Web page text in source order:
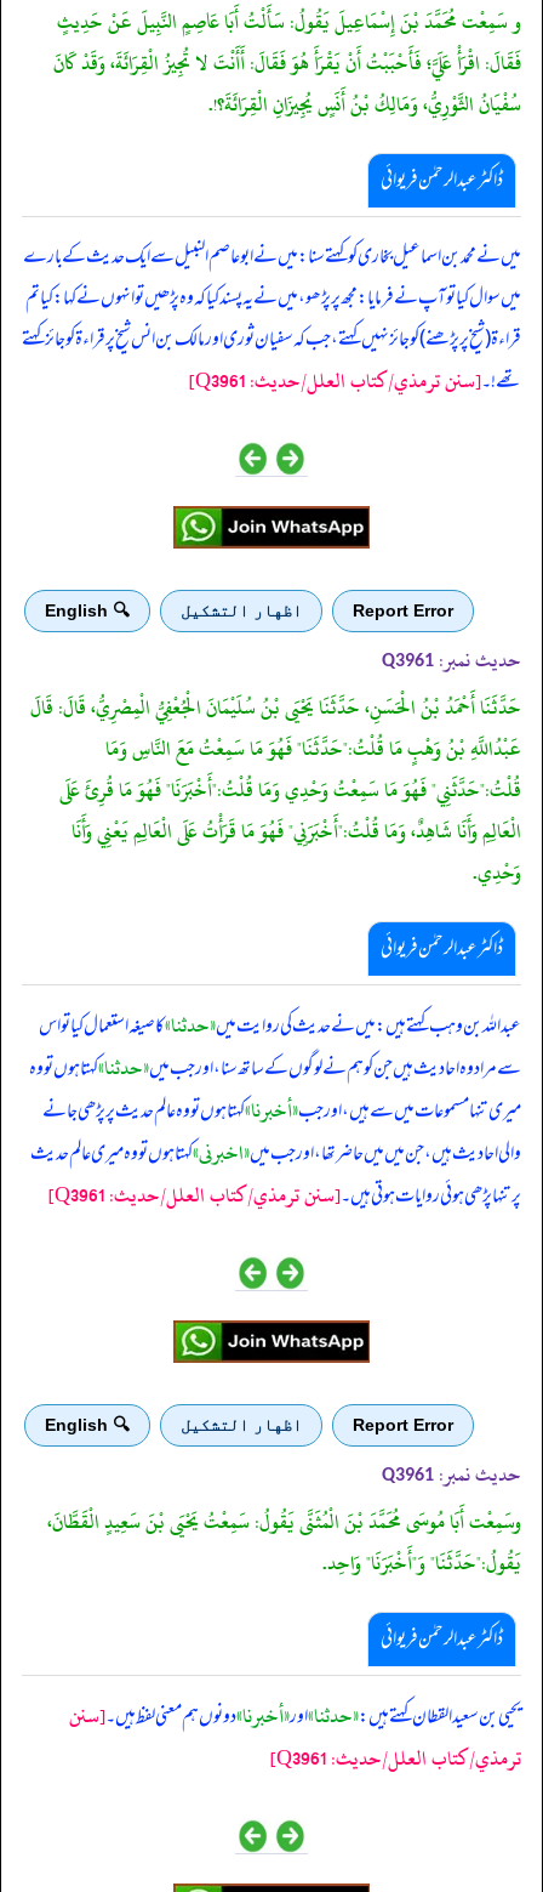
و سَمِعْت مُحَمَّدَ بْنَ إِسْمَاعِيلَ يَقُولُ: سَأَلْتُ أَبَا عَاصِمٍ النَّبِيلَ عَنْ حَدِيثٍ
فَقَالَ: اقْرَأْ عَلَيَّ؛ فَأَحْبَبْتُ أَنْ يَقْرَأَ هُوَ فَقَالَ: أَأَنْتَ لا تُجِيزُ الْقِرَائَةَ، وَقَدْ كَانَ
سُفْيَانُ الثَّوْرِيُّ، وَمَالِكُ بْنُ أَنَسٍ يُجِيزَانِ الْقِرَائَةَ؟!.
ڈاکٹر عبدالرحمٰن فریوائی
‏‏‏‏ میں نے محمد بن اسماعیل بخاری کو کہتے سنا: میں نے ابوعاصم النبیل سے ایک حدیث کے بارے
میں سوال کیا تو آپ نے فرمایا: مجھ پر پڑھو، میں نے یہ پسند کیا کہ وہ پڑھیں تو انہوں نے کہا: کیا تم
قراءۃ (شیخ پر پڑھنے) کو جائز نہیں کہتے، جب کہ سفیان ثوری اور مالک بن انس شیخ پر قراءۃ کو جائز کہتے
تھے!۔[سنن ترمذي/کتاب العلل/حدیث: Q3961]
Report Error اظهار التشكيل 🔍 English
حدیث نمبر: Q3961
حَدَّثَنَا أَحْمَدُ بْنُ الْحَسَنِ، حَدَّثَنَا يَحْيَى بْنُ سُلَيْمَانَ الْجُعْفِيُّ الْمِصْرِيُّ، قَالَ: قَالَ
عَبْدُاللَّهِ بْنُ وَهْبٍ مَا قُلْتُ:"حَدَّثَنَا" فَهُوَ مَا سَمِعْتُ مَعَ النَّاسِ وَمَا
قُلْتُ:"حَدَّثَنِي" فَهُوَ مَا سَمِعْتُ وَحْدِي وَمَا قُلْتُ:"أَخْبَرَنَا" فَهُوَ مَا قُرِئَ عَلَى
الْعَالِمِ وَأَنَا شَاهِدٌ، وَمَا قُلْتُ:"أَخْبَرَنِي" فَهُوَ مَا قَرَأْتُ عَلَى الْعَالِمِ يَعْنِي وَأَنَا
وَحْدِي.
ڈاکٹر عبدالرحمٰن فریوائی
‏‏‏‏ عبداللہ بن وہب کہتے ہیں: میں نے حدیث کی روایت میں«حدثنا»کا صیغہ استعمال کیا تو اس
سے مراد وہ احادیث ہیں جن کو ہم نے لوگوں کے ساتھ سنا، اور جب میں«حدثنا»کہتا ہوں تو وہ
میری تنہا مسموعات میں سے ہیں، اور جب«أخبرنا»کہتا ہوں تو وہ عالم حدیث پر پڑھی جانے
والی احادیث ہیں، جن میں میں حاضر تھا، اور جب میں«اخبرنی»کہتا ہوں تو وہ میری عالم حدیث
پر تنہا پڑھی ہوئی روایات ہوتی ہیں۔[سنن ترمذي/کتاب العلل/حدیث: Q3961]
Report Error اظهار التشكيل 🔍 English
حدیث نمبر: Q3961
وسَمِعْت أَبَا مُوسَى مُحَمَّدَ بْنَ الْمُثَنَّى يَقُولُ: سَمِعْتُ يَحْيَى بْنَ سَعِيدٍ الْقَطَّانَ،
يَقُولُ:"حَدَّثَنَا" وَ"أَخْبَرَنَا" وَاحِد.
ڈاکٹر عبدالرحمٰن فریوائی
‏‏‏‏ یحیی بن سعید القطان کہتے ہیں:«حدثنا»اور«أخبرنا»دونوں ہم معنی لفظ ہیں۔[سنن
ترمذي/کتاب العلل/حدیث: Q3961]